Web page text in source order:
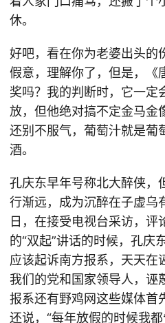
休。
好吧，看在你为老婆出头的
假意，理解你了，但是，《
奖吗？我的判断时，它一定
放，但他绝对搞不定金马金
还别不服气，葡萄汁就是葡
酒。
孔庆东早年号称北大醉侠，
行渐远，成为沉醉在子虚乌
日，在接受电视台采访，评
的“双起”讲话的时候，孔庆
应该起诉南方报系，天天在
我们的党和国家领导人，诬
报系还有野鸡网这些媒体首
还说，“每年放假的时候我